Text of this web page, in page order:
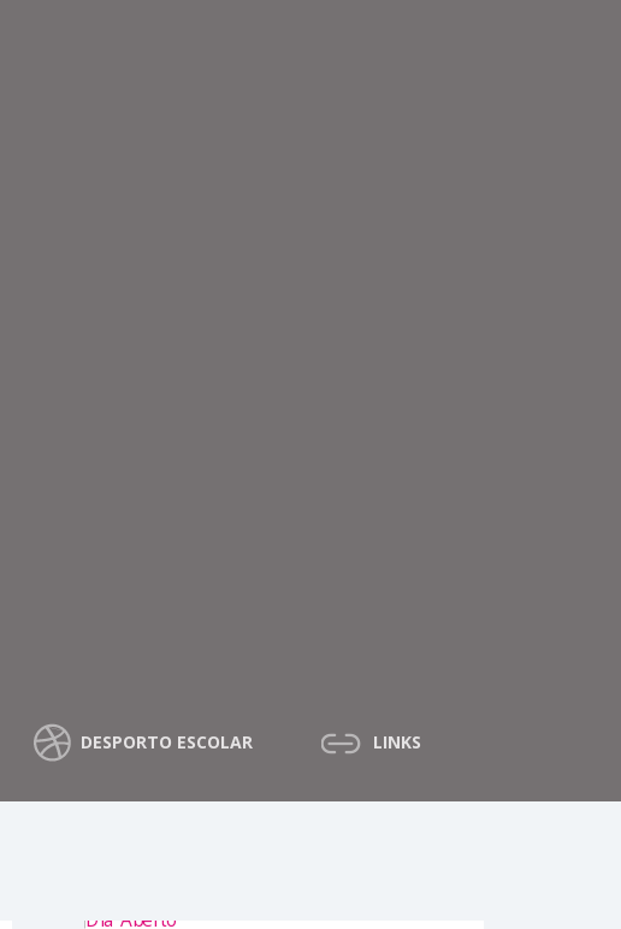
DESPORTO ESCOLAR LINKS